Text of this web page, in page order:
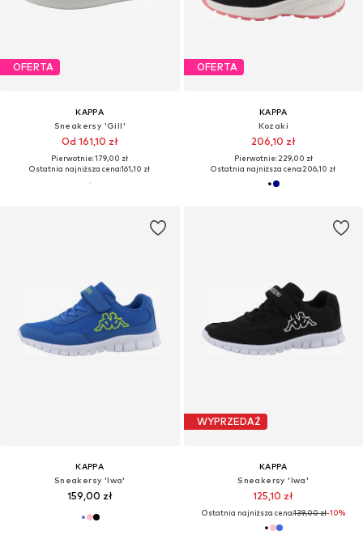
OFERTA
KAPPA
Sneakersy 'Gill'
Od 161,10 zł
Pierwotnie: 179,00 zł
Ostatnia najniższa cena:161,10 zł
OFERTA
KAPPA
Kozaki
206,10 zł
Pierwotnie: 229,00 zł
Ostatnia najniższa cena:206,10 zł
KAPPA
Sneakersy 'Iwa'
159,00 zł
WYPRZEDAŻ
KAPPA
Sneakersy 'Iwa'
125,10 zł
Ostatnia najniższa cena:139,00 zł-10%